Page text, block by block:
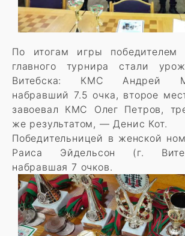
По итогам игры победителем
главного турнира стали
Витебска: КМС Андрей
набравший 7.5 очка, второе
завоевал КМС Олег Петров,
же результатом, — Денис Кот.
Победительницей в женской
Раиса Эйдельсон (г.
набравшая 7 очков.